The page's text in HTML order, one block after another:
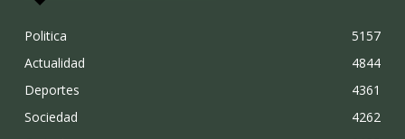
Politica
5157
Actualidad
4844
Deportes
4361
Sociedad
4262